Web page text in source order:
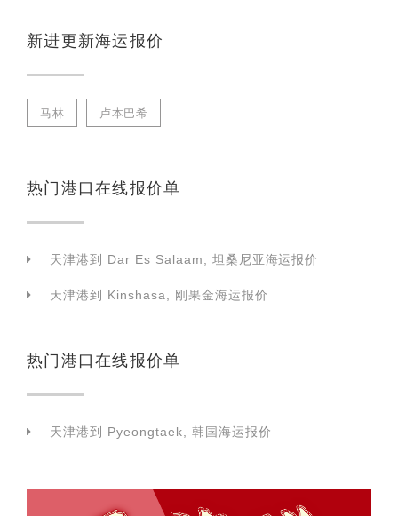
新进更新海运报价
马林 卢本巴希
热门港口在线报价单
天津港到 Dar Es Salaam, 坦桑尼亚海运报价
天津港到 Kinshasa, 刚果金海运报价
热门港口在线报价单
天津港到 Pyeongtaek, 韩国海运报价